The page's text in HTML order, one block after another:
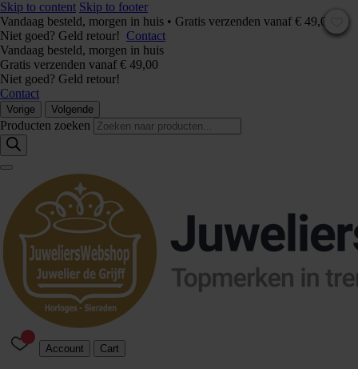
Skip to content Skip to footer
Vandaag besteld, morgen in huis • Gratis verzenden vanaf € 49,00 –
Niet goed? Geld retour! Contact
Vandaag besteld, morgen in huis
Gratis verzenden vanaf € 49,00
Niet goed? Geld retour!
Contact
Vorige Volgende
Producten zoeken
Account Cart